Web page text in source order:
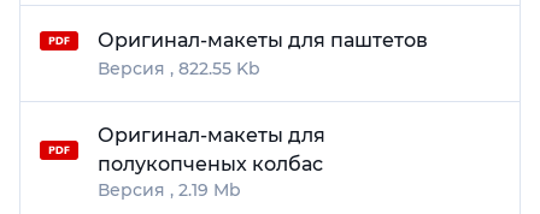
Оригинал-макеты для паштетов
822.55 Kb
Оригинал-макеты для
полукопченых колбас
2.19 Mb